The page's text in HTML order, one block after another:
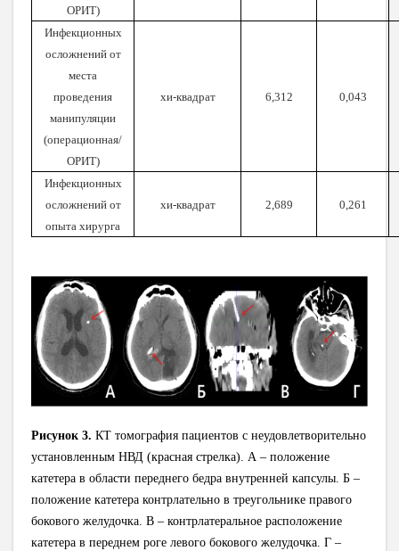
ОРИТ)
Инфекционных
осложнений от
места
проведения
манипуляции
(операционная/
ОРИТ)
хи-квадрат 6,312 0,043
Инфекционных
осложнений от
опыта хирурга
хи-квадрат 2,689 0,261
Рисунок 3. КТ томография пациентов с неудовлетворительно
установленным НВД (красная стрелка). А – положение
катетера в области переднего бедра внутренней капсулы. Б –
положение катетера контрлательно в треугольнике правого
бокового желудочка. В – контрлатеральное расположение
катетера в переднем роге левого бокового желудочка. Г –